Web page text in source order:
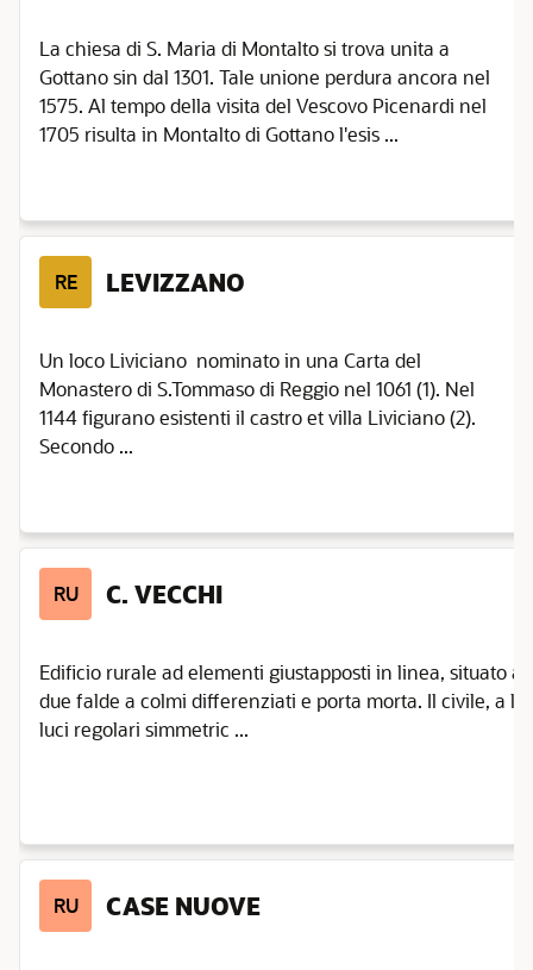
La chiesa di S. Maria di Montalto si trova unita a
Gottano sin dal 1301. Tale unione perdura ancora nel
1575. Al tempo della visita del Vescovo Picenardi nel
1705 risulta in Montalto di Gottano l'esis ...
RE LEVIZZANO
Un loco Liviciano nominato in una Carta del
Monastero di S.Tommaso di Reggio nel 1061 (1). Nel
1144 figurano esistenti il castro et villa Liviciano (2).
Secondo ...
RU C. VECCHI
Edificio rurale ad elementi giustapposti in linea, situato a
due falde a colmi differenziati e porta morta. Il civile, a
luci regolari simmetric ...
RU CASE NUOVE